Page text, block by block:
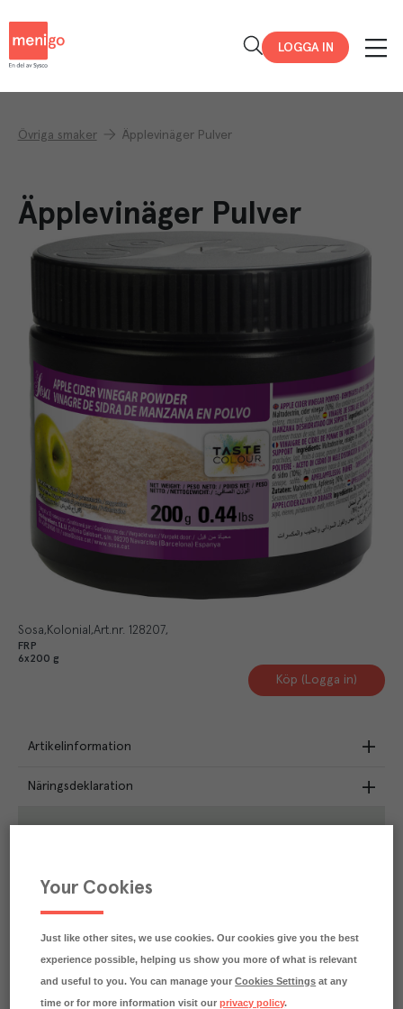
LOGGA IN
Övriga smaker Äpplevinäger Pulver
Äpplevinäger Pulver
Sosa Kolonial Art.nr. 128207
FRP
6x200 g
Köp (Logga in)
Artikelinformation
Näringsdeklaration
utsläppen av 1.2 kg koldioxid.
Your Cookies
Just like other sites, we use cookies. Our cookies give you the best
experience possible, helping us show you more of what is relevant
and useful to you. You can manage yourCookies Settings at any
time or for more information visit ourprivacy policy.